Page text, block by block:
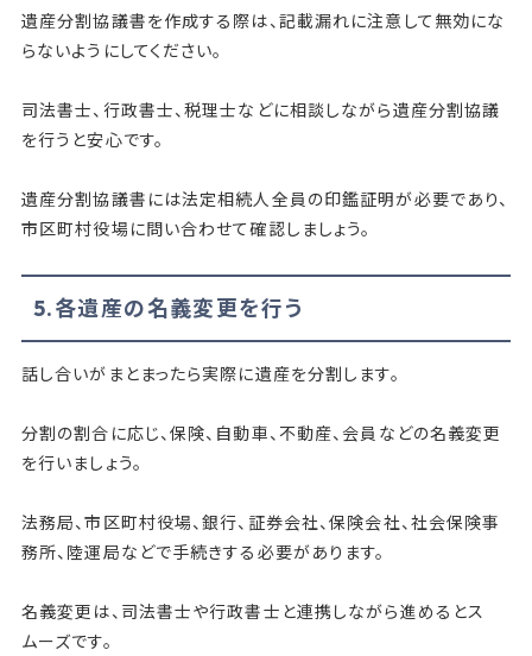
遺産分割協議書を作成する際は、記載漏れに注意して無効にな
らないようにしてください。
司法書士、行政書士、税理士などに相談しながら遺産分割協議
を行うと安心です。
遺産分割協議書には法定相続人全員の印鑑証明が必要であり、
市区町村役場に問い合わせて確認しましょう。
5.各遺産の名義変更を行う
話し合いがまとまったら実際に遺産を分割します。
分割の割合に応じ、保険、自動車、不動産、会員などの名義変更
を行いましょう。
法務局、市区町村役場、銀行、証券会社、保険会社、社会保険事
務所、陸運局などで手続きする必要があります。
名義変更は、司法書士や行政書士と連携しながら進めるとス
ムーズです。